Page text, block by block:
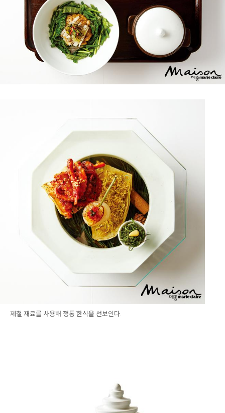
제철 재료를 사용해 정통 한식을 선보인다.